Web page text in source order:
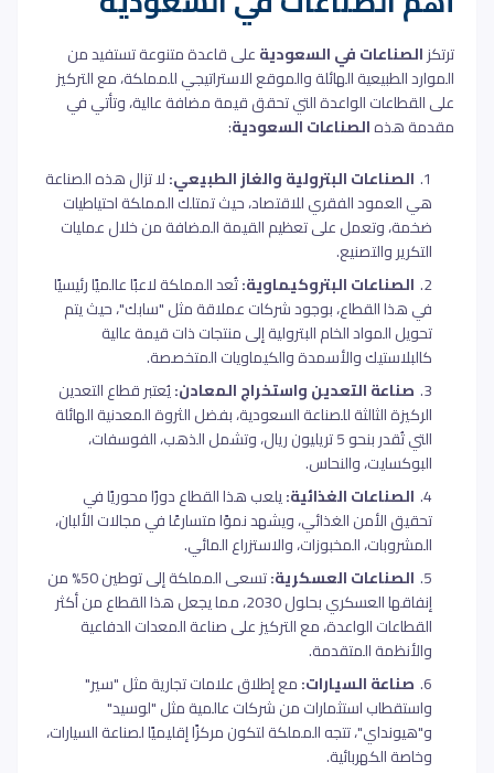
ترتكزالصناعات في السعوديةعلى قاعدة متنوعة تستفيد من
الموارد الطبيعية الهائلة والموقع الاستراتيجي للمملكة، مع التركيز
على القطاعات الواعدة التي تحقق قيمة مضافة عالية، وتأتي في
مقدمة هذهالصناعات السعودية:
الصناعات البترولية والغاز الطبيعي:لا تزال هذه الصناعة
هي العمود الفقري للاقتصاد، حيث تمتلك المملكة احتياطيات
ضخمة، وتعمل على تعظيم القيمة المضافة من خلال عمليات
التكرير والتصنيع.
الصناعات البتروكيماوية:تُعد المملكة لاعبًا عالميًا رئيسيًا
في هذا القطاع، بوجود شركات عملاقة مثل "سابك"، حيث يتم
تحويل المواد الخام البترولية إلى منتجات ذات قيمة عالية
كالبلاستيك والأسمدة والكيماويات المتخصصة.
صناعة التعدين واستخراج المعادن:يُعتبر قطاع التعدين
الركيزة الثالثة للصناعة السعودية، بفضل الثروة المعدنية الهائلة
التي تُقدر بنحو 5 تريليون ريال، وتشمل الذهب، الفوسفات،
البوكسايت، والنحاس.
الصناعات الغذائية:يلعب هذا القطاع دورًا محوريًا في
تحقيق الأمن الغذائي، ويشهد نموًا متسارعًا في مجالات الألبان،
المشروبات، المخبوزات، والاستزراع المائي.
الصناعات العسكرية:
تسعى المملكة إلى توطين 50% من
إنفاقها العسكري بحلول 2030، مما يجعل هذا القطاع من أكثر
القطاعات الواعدة، مع التركيز على صناعة المعدات الدفاعية
والأنظمة المتقدمة.
صناعة السيارات:مع إطلاق علامات تجارية مثل "سير"
واستقطاب استثمارات من شركات عالمية مثل "لوسيد"
و"هيونداي"، تتجه المملكة لتكون مركزًا إقليميًا لصناعة السيارات،
وخاصة الكهربائية.